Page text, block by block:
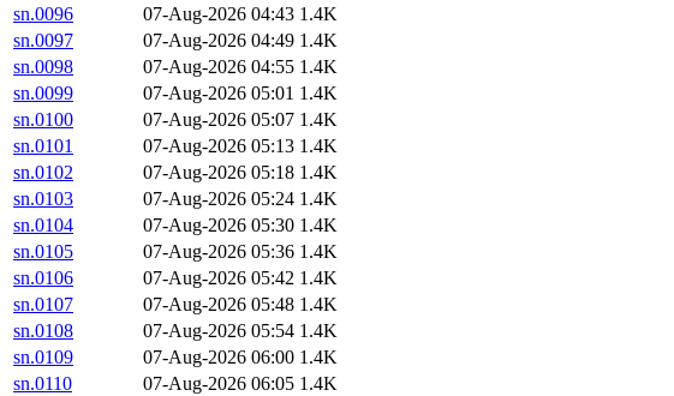
sn.0096
07-Aug-2026 04:43 1.4K
sn.0097
07-Aug-2026 04:49 1.4K
sn.0098
07-Aug-2026 04:55 1.4K
sn.0099
07-Aug-2026 05:01 1.4K
sn.0100
07-Aug-2026 05:07 1.4K
sn.0101
07-Aug-2026 05:13 1.4K
sn.0102
07-Aug-2026 05:18 1.4K
sn.0103
07-Aug-2026 05:24 1.4K
sn.0104
07-Aug-2026 05:30 1.4K
sn.0105
07-Aug-2026 05:36 1.4K
sn.0106
07-Aug-2026 05:42 1.4K
sn.0107
07-Aug-2026 05:48 1.4K
sn.0108
07-Aug-2026 05:54 1.4K
sn.0109
07-Aug-2026 06:00 1.4K
sn.0110
07-Aug-2026 06:05 1.4K